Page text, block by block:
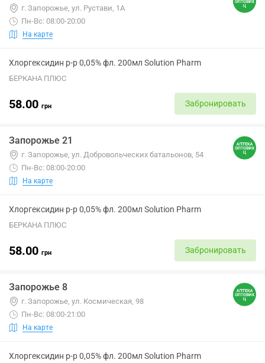
г. Запорожье, ул. Рустави, 1А
Пн-Вс: 08:00-20:00
На карте
Хлоргексидин р-р 0,05% фл. 200мл Solution Pharm
БЕРКАНА ПЛЮС
58.00 грн Забронировать
Запорожье 21
г. Запорожье, ул. Добровольческих батальонов, 54
Пн-Вс: 08:00-20:00
На карте
Хлоргексидин р-р 0,05% фл. 200мл Solution Pharm
БЕРКАНА ПЛЮС
58.00 грн Забронировать
Запорожье 8
г. Запорожье, ул. Космическая, 98
Пн-Вс: 08:00-21:00
На карте
Хлоргексидин р-р 0,05% фл. 200мл Solution Pharm